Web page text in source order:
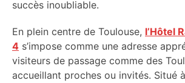
succès inoubliable.
En plein centre de Toulouse, l’Hôtel
4 s’impose comme une adresse
visiteurs de passage comme des
accueillant proches ou invités. Situé